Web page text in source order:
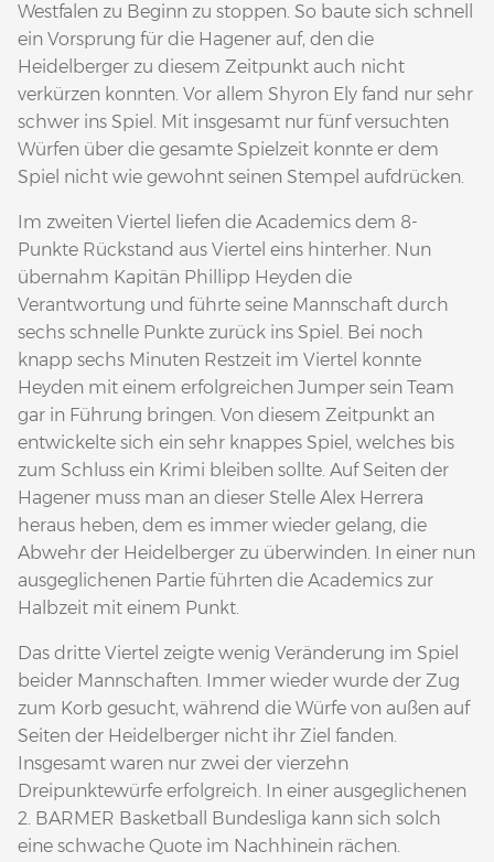
Westfalen zu Beginn zu stoppen. So baute sich schnell
ein Vorsprung für die Hagener auf, den die
Heidelberger zu diesem Zeitpunkt auch nicht
verkürzen konnten. Vor allem Shyron Ely fand nur sehr
schwer ins Spiel. Mit insgesamt nur fünf versuchten
Würfen über die gesamte Spielzeit konnte er dem
Spiel nicht wie gewohnt seinen Stempel aufdrücken.
Im zweiten Viertel liefen die Academics dem 8-
Punkte Rückstand aus Viertel eins hinterher. Nun
übernahm Kapitän Phillipp Heyden die
Verantwortung und führte seine Mannschaft durch
sechs schnelle Punkte zurück ins Spiel. Bei noch
knapp sechs Minuten Restzeit im Viertel konnte
Heyden mit einem erfolgreichen Jumper sein Team
gar in Führung bringen. Von diesem Zeitpunkt an
entwickelte sich ein sehr knappes Spiel, welches bis
zum Schluss ein Krimi bleiben sollte. Auf Seiten der
Hagener muss man an dieser Stelle Alex Herrera
heraus heben, dem es immer wieder gelang, die
Abwehr der Heidelberger zu überwinden. In einer nun
ausgeglichenen Partie führten die Academics zur
Halbzeit mit einem Punkt.
Das dritte Viertel zeigte wenig Veränderung im Spiel
beider Mannschaften. Immer wieder wurde der Zug
zum Korb gesucht, während die Würfe von außen auf
Seiten der Heidelberger nicht ihr Ziel fanden.
Insgesamt waren nur zwei der vierzehn
Dreipunktewürfe erfolgreich. In einer ausgeglichenen
2. BARMER Basketball Bundesliga kann sich solch
eine schwache Quote im Nachhinein rächen.